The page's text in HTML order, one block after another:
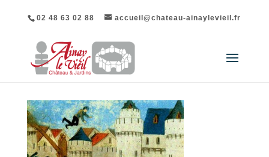
02 48 63 02 88 accueil@chateau-ainaylevieil.fr